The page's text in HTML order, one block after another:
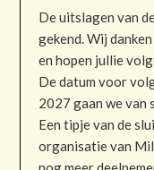
De uitslagen van
gekend. Wij
en hopen jullie
De datum voor
2027 gaan we van
Een tipje van de
organisatie van